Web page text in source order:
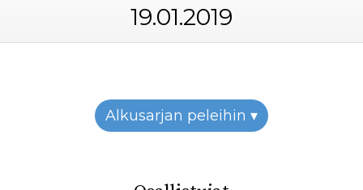
28.03.2026
24.03.2026
19.03.2026
12.03.2026
26.02.2026
24.02.2026
22.02.2026
19.02.2026
19.01.2019
Alkusarjan peleihin ▾